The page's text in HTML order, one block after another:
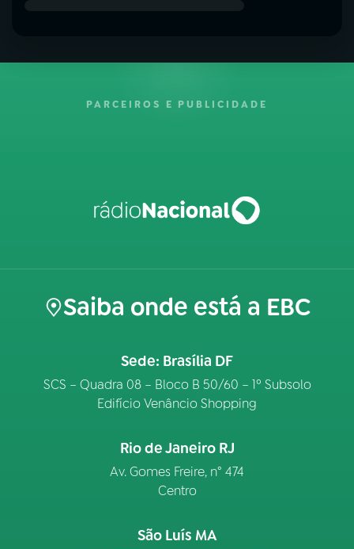
PARCEIROS E PUBLICIDADE
Saiba onde está a EBC
Sede: Brasília DF
SCS – Quadra 08 – Bloco B 50/60 – 1º Subsolo
Edifício Venâncio Shopping
Rio de Janeiro RJ
Av. Gomes Freire, n° 474
Centro
São Luís MA